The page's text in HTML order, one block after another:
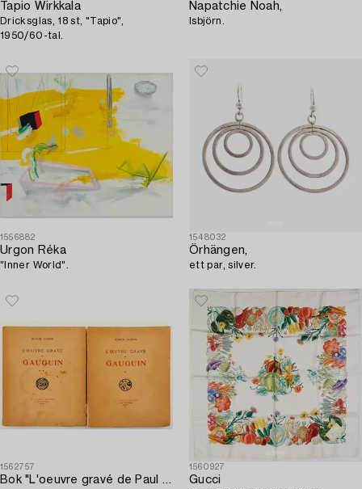
Tapio Wirkkala
Dricksglas, 18 st, "Tapio",
1950/60-tal.
Napatchie Noah,
Isbjörn.
1556882
Urgon Réka
"Inner World".
1548032
Örhängen,
ett par, silver.
1562757
Bok "L'oeuvre gravé de Paul Gauguin" 2 vol.
1560927
Gucci